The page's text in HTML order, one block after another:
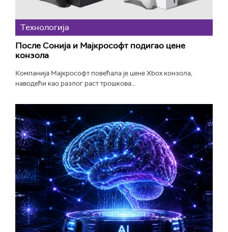
Технологијa
После Сонија и Мајкрософт подигао цене
конзола
Компанија Мајкрософт повећала је цене Xbox конзола,
наводећи као разлог раст трошкова...